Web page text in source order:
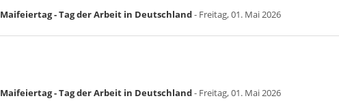
Maifeiertag - Tag der Arbeit in Deutschland- Freitag, 01. Mai 2026
Maifeiertag - Tag der Arbeit in Deutschland- Freitag, 01. Mai 2026